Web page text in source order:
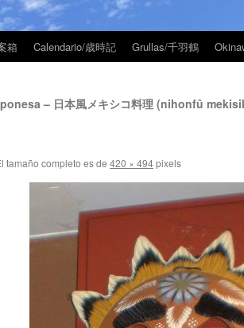
箱 Calendario/歳時記 Grullas/千羽鶴
– 日本風メキシコ料理 (nihonfû
tamaño completo es de 420 × 494pixels